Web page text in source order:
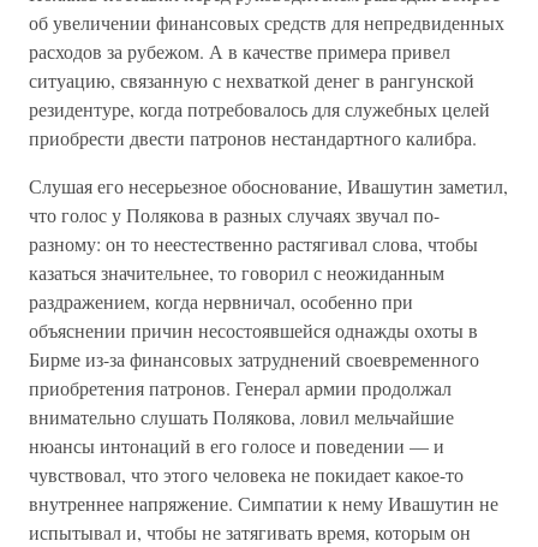
об увеличении финансовых средств для непредвиденных
расходов за рубежом. А в качестве примера привел
ситуацию, связанную с нехваткой денег в рангунской
резидентуре, когда потребовалось для служебных целей
приобрести двести патронов нестандартного калибра.
Слушая его несерьезное обоснование, Ивашутин заметил,
что голос у Полякова в разных случаях звучал по-
разному: он то неестественно растягивал слова, чтобы
казаться значительнее, то говорил с неожиданным
раздражением, когда нервничал, особенно при
объяснении причин несостоявшейся однажды охоты в
Бирме из-за финансовых затруднений своевременного
приобретения патронов. Генерал армии продолжал
внимательно слушать Полякова, ловил мельчайшие
нюансы интонаций в его голосе и поведении — и
чувствовал, что этого человека не покидает какое-то
внутреннее напряжение. Симпатии к нему Ивашутин не
испытывал и, чтобы не затягивать время, которым он